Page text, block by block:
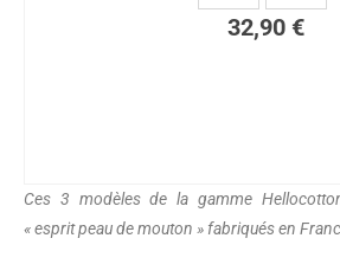
32,90 €
Ces 3 modèles de la gamme
« esprit peau de mouton » fabriqués en